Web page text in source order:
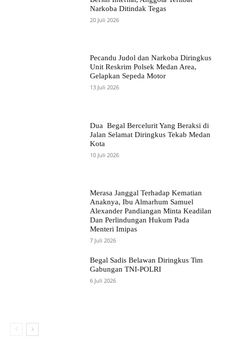
Narkoba Ditindak Tegas
20 Juli 2026
Pecandu Judol dan Narkoba Diringkus
Unit Reskrim Polsek Medan Area,
Gelapkan Sepeda Motor
13 Juli 2026
Dua Begal Bercelurit Yang Beraksi di
Jalan Selamat Diringkus Tekab Medan
Kota
10 Juli 2026
Merasa Janggal Terhadap Kematian
Anaknya, Ibu Almarhum Samuel
Alexander Pandiangan Minta Keadilan
Dan Perlindungan Hukum Pada
Menteri Imipas
7 Juli 2026
Begal Sadis Belawan Diringkus Tim
Gabungan TNI-POLRI
6 Juli 2026